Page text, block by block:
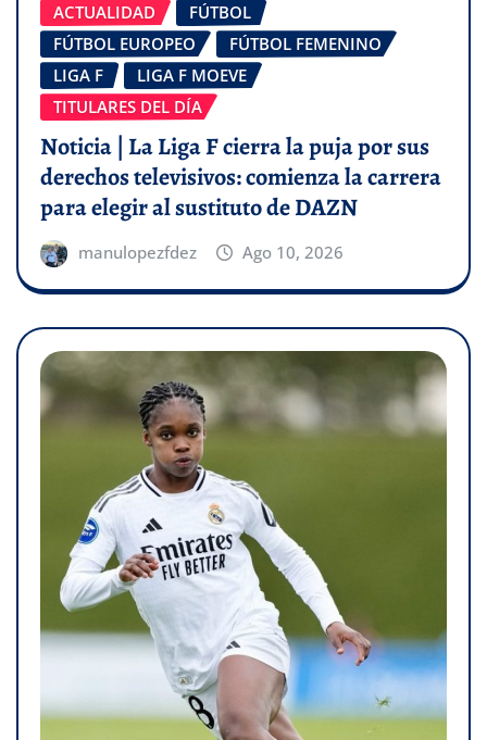
ACTUALIDAD
FÚTBOL
FÚTBOL EUROPEO
FÚTBOL FEMENINO
LIGA F
LIGA F MOEVE
TITULARES DEL DÍA
Noticia | La Liga F cierra la puja por sus
derechos televisivos: comienza la carrera
para elegir al sustituto de DAZN
manulopezfdez Ago 10, 2026